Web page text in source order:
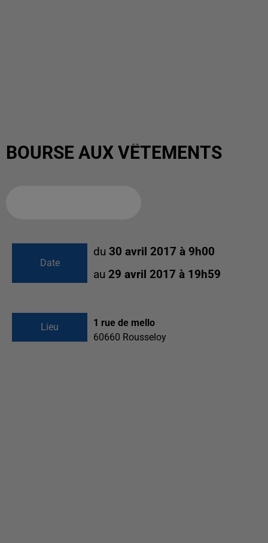
BOURSE AUX VÊTEMENTS
Date
du 30 avril 2017 à 9h00
au 29 avril 2017 à 19h59
Lieu
1 rue de mello
60660 Rousseloy